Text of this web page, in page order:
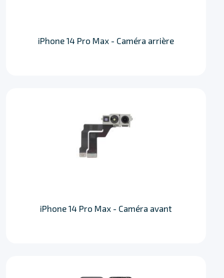
iPhone 14 Pro Max - Caméra arrière
iPhone 14 Pro Max - Caméra avant